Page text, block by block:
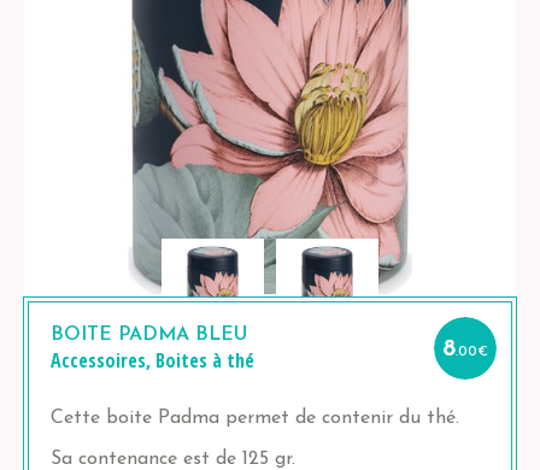
BOITE PADMA BLEU
Accessoires, Boites à thé 8.00€
Cette boite Padma permet de contenir du thé.
Sa contenance est de 125 gr.